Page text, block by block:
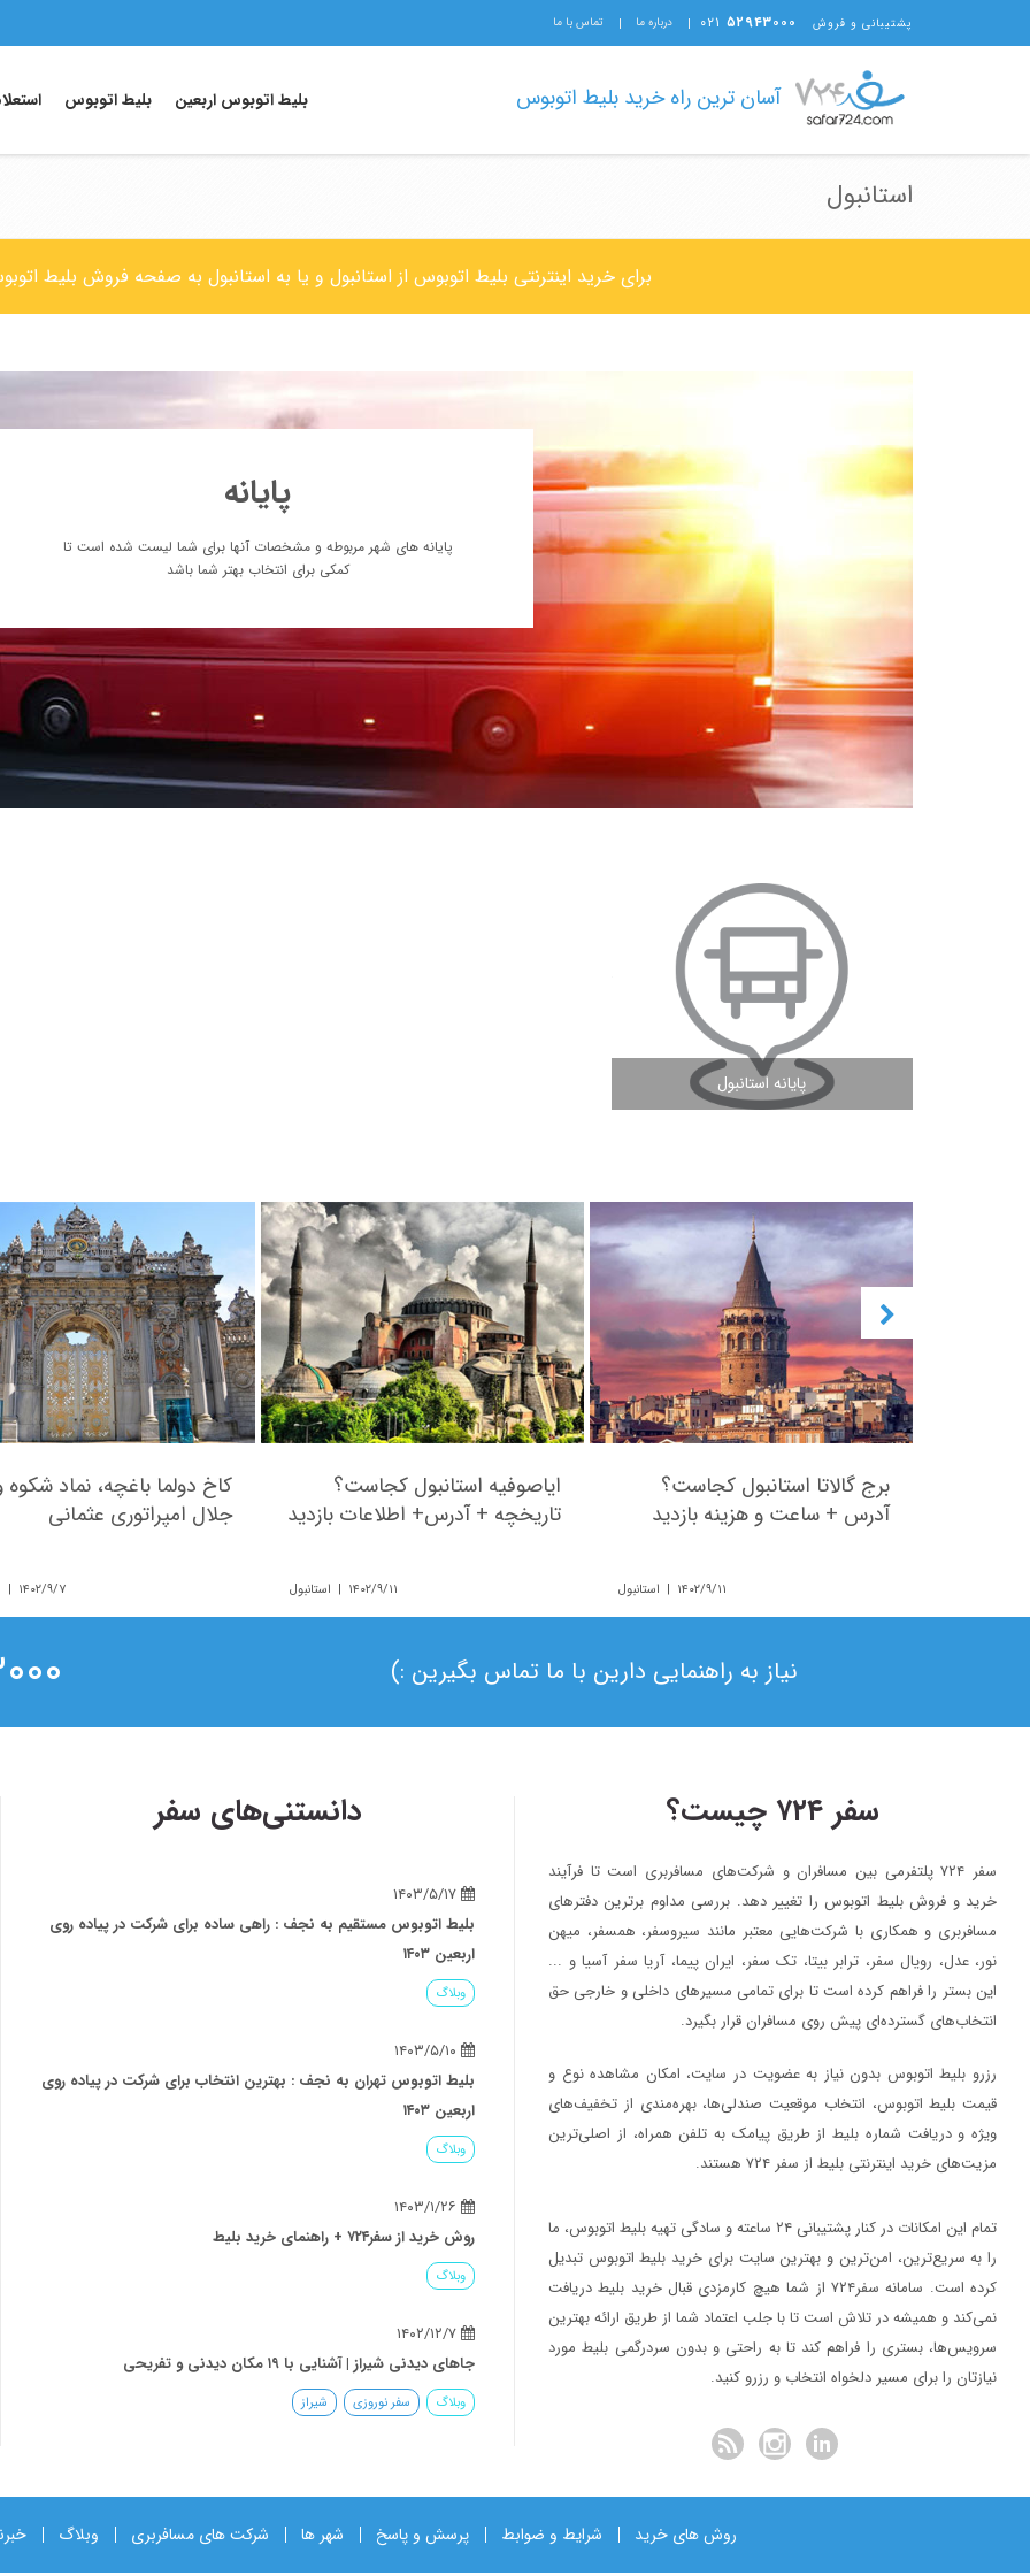
پشتیبانی و فروش ۵۲۹۴۳۰۰۰ ۰۲۱ درباره ما تماس با ما
آسان ترین راه خرید بلیط اتوبوس بلیط اتوبوس اربعین بلیط اتوبوس
استانبول
برای خرید اینترنتی بلیط اتوبوس از استانبول و یا به استانبول به صفحه فروش بلیط
پایانه
پایانه های شهر مربوطه و مشخصات آنها برای شما لیست شده است تا
کمکی برای انتخاب بهتر شما باشد
پایانه استانبول
مشاهده ادامه مطلب
برج گالاتا استانبول کجاست؟
آدرس + ساعت و هزینه بازدید
۱۴۰۲/۹/۱۱ | استانبول
ایاصوفیه استانبول کجاست؟
تاریخچه + آدرس+ اطلاعات بازدید
۱۴۰۲/۹/۱۱ | استانبول
کاخ دولما باغچه، نماد شکوه
جلال امپراتوری عثمانی
۱۴۰۲/۹/۷ | استانبول
نیاز به راهنمایی دارین با ما تماس بگیرین :)
سفر ۷۲۴ چیست؟
سفر ۷۲۴ پلتفرمی بین مسافران و شرکت‌های مسافربری است تا فرآیند
خرید و فروش بلیط اتوبوس را تغییر دهد. بررسی مداوم برترین دفترهای
مسافربری و همکاری با شرکت‌هایی معتبر مانند سیروسفر، همسفر، میهن‌
نور، عدل، رویال سفر، ترابر بیتا، تک سفر، ایران پیما، آریا سفر آسیا و ...
این بستر را فراهم کرده است تا برای تمامی مسیرهای داخلی و خارجی حق
انتخاب‌های گسترده‌ای پیش روی مسافران قرار بگیرد.
رزرو بلیط اتوبوس بدون نیاز به عضویت در سایت، امکان مشاهده نوع و
قیمت بلیط اتوبوس، انتخاب موقعیت صندلی‌ها، بهره‌مندی از تخفیف‌های
ویژه و دریافت شماره‌ بلیط از طریق پیامک به تلفن همراه، از اصلی‌ترین
مزیت‌های خرید اینترنتی بلیط از سفر ۷۲۴ هستند.
تمام این امکانات در کنار پشتیبانی‌ ۲۴ ساعته و سادگی تهیه بلیط اتوبوس، ما
را به سریع‌ترین، امن‌ترین و بهترین سایت برای خرید بلیط اتوبوس تبدیل
کرده است. سامانه سفر۷۲۴ از شما هیچ کارمزدی قبال خرید بلیط دریافت
نمی‌کند و همیشه در تلاش است تا با جلب اعتماد شما از طریق ارائه بهترین
سرویس‌ها، بستری را فراهم کند تا به راحتی و بدون سردرگمی بلیط مورد
نیازتان را برای مسیر دلخواه انتخاب و رزرو کنید.
دانستنی‌های سفر
۱۳۹۸/۴/۶
حضور سفر۷۲۴ در دومین رویداد بهار کارآفرینان استارتاپی تبریز
سفر۷۲۴ خبر
۱۳۹۷/۹/۱
اصفهان برگزار خواهد شد.
۱۳۹۷/۱/۲۶
۱۳۹۷/۱/۲۶
نحوه دریافت ارز مسافرتی از بانک‌ها
خبر
بلیط اتوبوس مستقیم به نجف : راهی ساده برای شرکت در پیاده روی
بلیط اتوبوس تهران به نجف : بهترین انتخاب برای شرکت در پیاده روی
اربعین ۱۴۰۳
روش خرید از سفر۷۲۴ + راهنمای خرید بلیط
جاهای دیدنی شیراز | آشنایی با ۱۹ مکان دیدنی و تفریحی
سفر نوروزی شیراز
روش های خرید شرایط و ضوابط پرسش و پاسخ شهر ها شرکت های مسافربری وبلاگ